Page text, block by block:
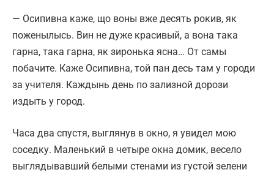
— Осипивна каже, що воны вже десять рокив, як
поженылысь. Вин не дуже красивый, а вона така
гарна, така гарна, як зиронька ясна… От самы
побачите. Каже Осипивна, той пан десь там у городи
за учителя. Каждынь день по зализной дорози
издыть у город.
Часа два спустя, выглянув в окно, я увидел мою
соседку. Маленький в четыре окна домик, весело
выглядывавший белыми стенами из густой зелени